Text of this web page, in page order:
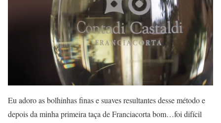
Eu adoro as bolhinhas finas e suaves resultantes desse método e
depois da minha primeira taça de Franciacorta bom…foi difícil